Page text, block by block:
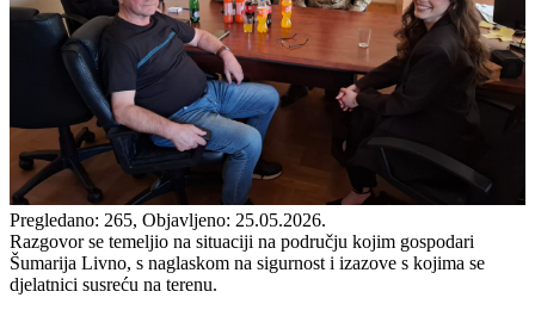
Pregledano: 265, Objavljeno: 25.05.2026.
Razgovor se temeljio na situaciji na području kojim gospodari
Šumarija Livno, s naglaskom na sigurnost i izazove s kojima se
djelatnici susreću na terenu.